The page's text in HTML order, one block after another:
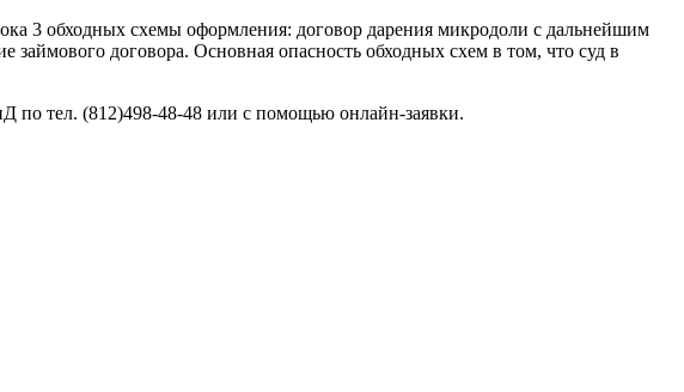
3 обходных схемы оформления: договор дарения микродоли с дальнейшим
договора. Основная опасность обходных схем в том, что суд в
по тел. (812)498-48-48 или с помощью онлайн-заявки.